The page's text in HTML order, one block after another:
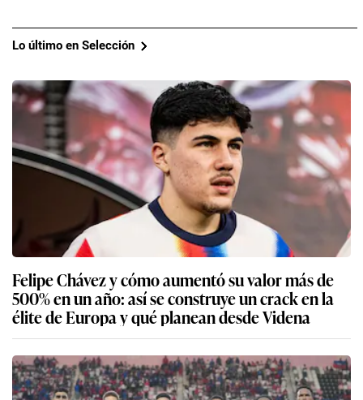
Lo último en Selección
Felipe Chávez y cómo aumentó su valor más de
500% en un año: así se construye un crack en la
élite de Europa y qué planean desde Videna